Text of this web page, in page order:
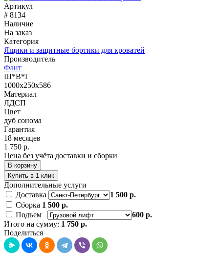
Артикул
# 8134
Наличие
На заказ
Категория
Ящики и защитные бортики для кроватей
Производитель
Фант
Ш*В*Г
1000x250x586
Материал
ЛДСП
Цвет
дуб сонома
Гарантия
18 месяцев
1 750 р.
Цена без учёта доставки и сборки
В корзину
Купить в 1 клик
Дополнительные услуги
Доставка
1 500 р.
Сборка 1 500 р.
Подъем
600 р.
Итого на сумму: 1 750 р.
Поделиться